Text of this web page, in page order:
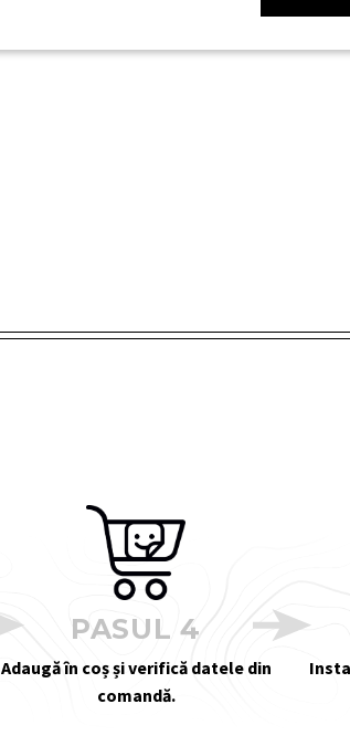
PASUL 4
Adaugă în coș și verifică datele din
comandă.